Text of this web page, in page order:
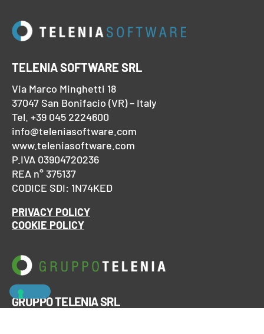
TELENIA SOFTWARE SRL
Via Marco Minghetti 18
37047 San Bonifacio (VR) – Italy
Tel. +39 045 2224600
info@teleniasoftware.com
www.teleniasoftware.com
P.IVA 03904720236
REA n° 375137
CODICE SDI: 1N74KED
PRIVACY POLICY
COOKIE POLICY
GRUPPO TELENIA SRL